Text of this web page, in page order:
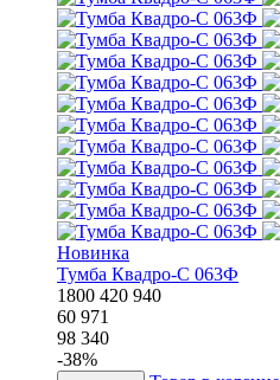
Новинка
Тумба Квадро-С 063Ф
1800 420 940
60 971
98 340
-38%